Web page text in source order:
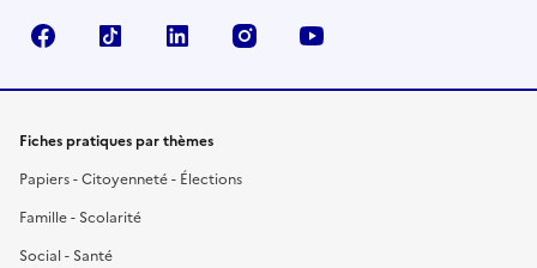
FacebookTikTok LinkedIn Instagram
Fiches pratiques par thèmes
Papiers - Citoyenneté - Élections
Famille - Scolarité
Social - Santé